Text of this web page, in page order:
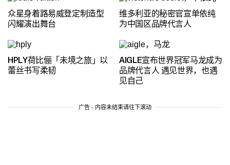
众星身着路易威登定制造型
闪耀演出舞台
维多利亚的秘密官宣单依纯
为中国区品牌代言人
HPLY荷比俪「未境之旅」以
蕾丝书写柔韧
AIGLE宣布世界冠军马龙成为
品牌代言人 遇见世界，也遇
见自己
广告 - 内容未结束请往下滚动